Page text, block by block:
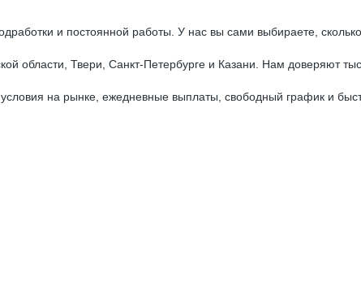
и постоянной работы. У нас вы сами выбираете,
области, Твери, Санкт-Петербурге и Казани. Нам доверяют
на рынке, ежедневные выплаты, свободный график и